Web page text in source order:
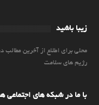
زیبا باشید
محلی برای اطلاع از آخرین
رژیم های سلامت
با ما در شبکه های اجتماعی